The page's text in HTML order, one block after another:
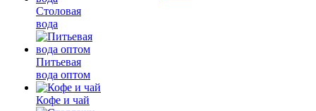
Столовая
вода
Питьевая
вода оптом
Кофе и чай